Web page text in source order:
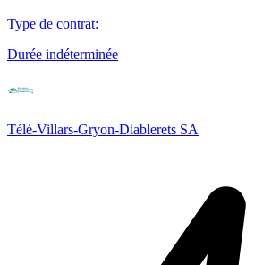
Type de contrat:
Durée indéterminée
Télé-Villars-Gryon-Diablerets SA